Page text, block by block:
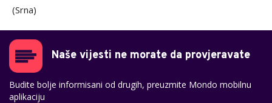
(Srna)
Naše vijesti ne morate da provjeravate
Budite bolje informisani od drugih, preuzmite Mondo mobilnu
aplikaciju